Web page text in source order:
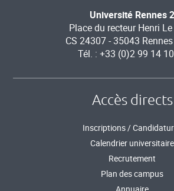
Université Rennes 2
Place du recteur Henri
CS 24307 - 35043
Tél. : +33 (0)2 99 14
Accès directs
Inscriptions /
Calendrier universitaire
Recrutement
Plan des campus